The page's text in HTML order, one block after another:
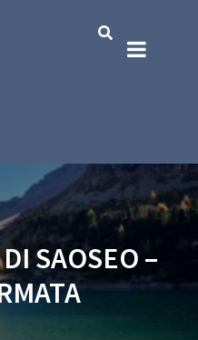
SAOSEO –